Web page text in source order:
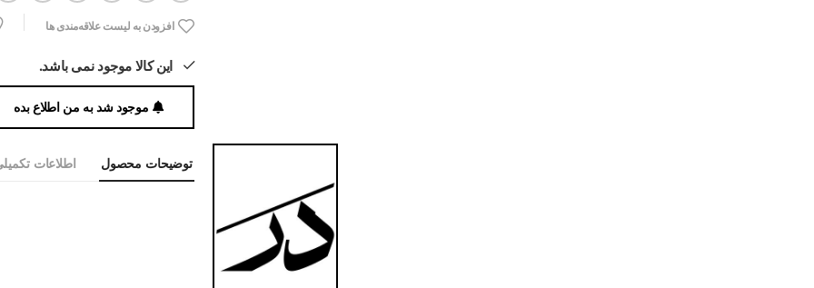
افزودن به لیست علاقه‌مندی ها
این کالا موجود نمی باشد.
موجود شد به من اطلاع بده
توضیحات محصول اطلاعات